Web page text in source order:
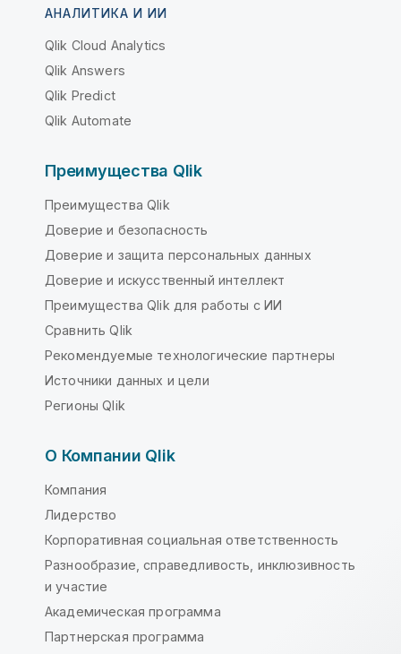
АНАЛИТИКА И ИИ
Qlik Cloud Analytics
Qlik Answers
Qlik Predict
Qlik Automate
Преимущества Qlik
Преимущества Qlik
Доверие и безопасность
Доверие и защита персональных данных
Доверие и искусственный интеллект
Преимущества Qlik для работы с ИИ
Сравнить Qlik
Рекомендуемые технологические партнеры
Источники данных и цели
Регионы Qlik
О Компании Qlik
Компания
Лидерство
Корпоративная социальная ответственность
Разнообразие, справедливость, инклюзивность
и участие
Академическая программа
Партнерская программа